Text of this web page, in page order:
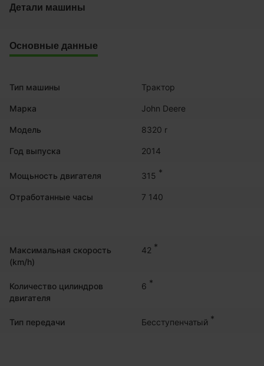
Детали машины
Основные данные
Тип машины Трактор
Марка John Deere
Модель 8320 r
Год выпуска 2014
Мощьность двигателя 315 *
Отработанные часы 7 140
Максимальная скорость
(km/h)
42 *
Количество цилиндров
двигателя
6 *
Тип передачи Бесступенчатый *